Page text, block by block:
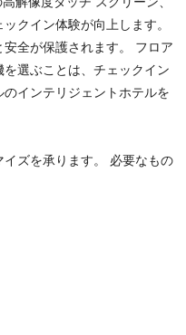
クイン体験が向上します。
全が保護されます。 フロア
選ぶことは、チェックイン
インテリジェントホテルを
ズを承ります。 必要なもの